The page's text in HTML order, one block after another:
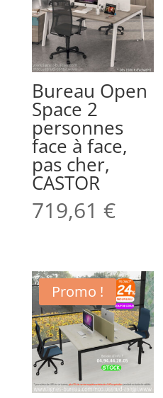
Bureau Open
Space 2
personnes
face à face,
pas cher,
CASTOR
719,61 €
Promo !